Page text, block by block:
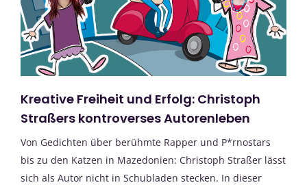
Kreative Freiheit und Erfolg: Christoph
Straßers kontroverses Autorenleben
Von Gedichten über berühmte Rapper und P*rnostars
bis zu den Katzen in Mazedonien: Christoph Straßer lässt
sich als Autor nicht in Schubladen stecken. In dieser